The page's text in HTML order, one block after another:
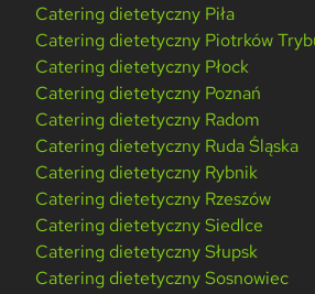
Catering dietetyczny Piła
Catering dietetyczny Piotrków
Catering dietetyczny Płock
Catering dietetyczny Poznań
Catering dietetyczny Radom
Catering dietetyczny Ruda Śląska
Catering dietetyczny Rybnik
Catering dietetyczny Rzeszów
Catering dietetyczny Siedlce
Catering dietetyczny Słupsk
Catering dietetyczny Sosnowiec